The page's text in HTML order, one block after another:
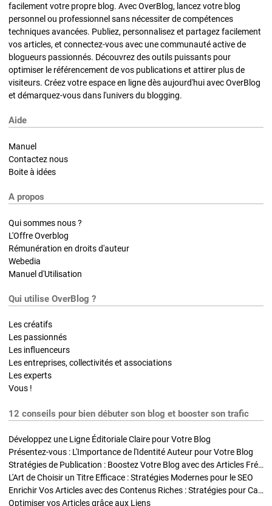
facilement votre propre blog. Avec OverBlog, lancez votre blog
personnel ou professionnel sans nécessiter de compétences
techniques avancées. Publiez, personnalisez et partagez facilement
vos articles, et connectez-vous avec une communauté active de
blogueurs passionnés. Découvrez des outils puissants pour
optimiser le référencement de vos publications et attirer plus de
visiteurs. Créez votre espace en ligne dès aujourd'hui avec OverBlog
et démarquez-vous dans l'univers du blogging.
Aide
Manuel
Contactez nous
Boite à idées
A propos
Qui sommes nous ?
L'Offre Overblog
Rémunération en droits d'auteur
Webedia
Manuel d'Utilisation
Qui utilise OverBlog ?
Les créatifs
Les passionnés
Les influenceurs
Les entreprises, collectivités et associations
Les experts
Vous !
12 conseils pour bien débuter son blog et booster son trafic
Développez une Ligne Éditoriale Claire pour Votre Blog
Présentez-vous : L'Importance de l'Identité Auteur pour Votre Blog
Stratégies de Publication : Boostez Votre Blog avec des Articles Fréquents et Exclusifs
L'Art de Choisir un Titre Efficace : Stratégies Modernes pour le SEO
Enrichir Vos Articles avec des Contenus Riches : Stratégies pour Captiver et Optimiser
Optimiser vos Articles grâce aux Liens